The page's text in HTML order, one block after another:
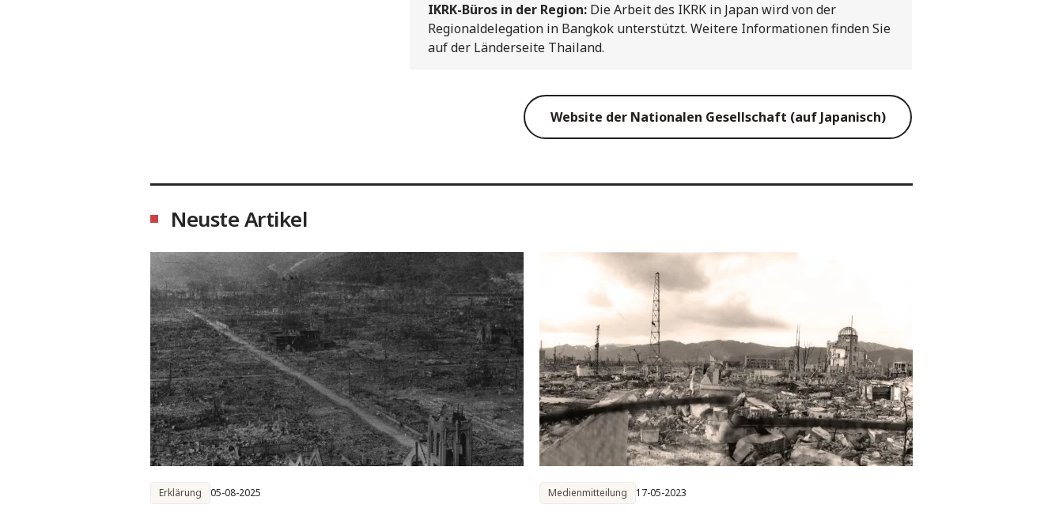
IKRK-Büros in der Region: Die Arbeit des IKRK in Japan wird von der
Regionaldelegation in Bangkok unterstützt. Weitere Informationen finden Sie
auf der Länderseite Thailand.
Website der Nationalen Gesellschaft (auf Japanisch)
Neuste Artikel
Erklärung 05-08-2025 Medienmitteilung 17-05-2023